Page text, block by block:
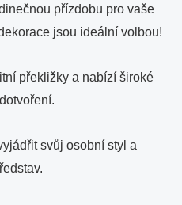
přízdobu pro vaše
jsou ideální volbou!
překližky a nabízí široké
svůj osobní styl a